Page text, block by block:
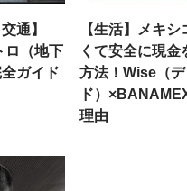
通】
ロ（地下
ガイド
【生活】メキ
くて安全に現金
方法！Wise（
ド）
理由